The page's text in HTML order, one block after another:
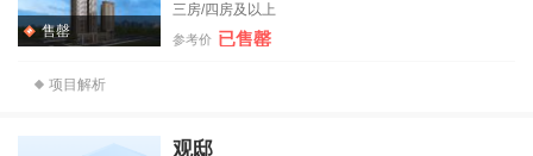
售罄
三房/四房及以上
参考价 已售罄
项目解析
观邸